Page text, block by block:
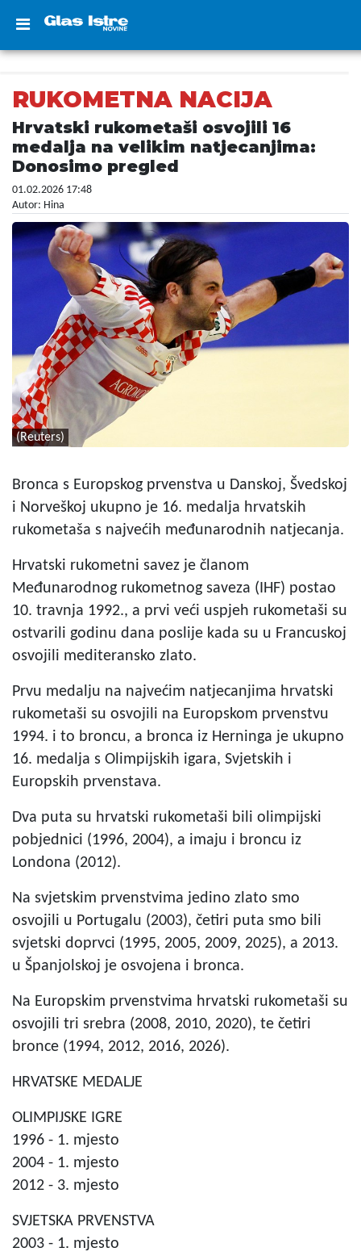
RUKOMETNA NACIJA
Hrvatski rukometaši osvojili 16
medalja na velikim natjecanjima:
Donosimo pregled
01.02.2026 17:48
Autor: Hina
(Reuters)
Bronca s Europskog prvenstva u Danskoj, Švedskoj
i Norveškoj ukupno je 16. medalja hrvatskih
rukometaša s najvećih međunarodnih natjecanja.
Hrvatski rukometni savez je članom
Međunarodnog rukometnog saveza (IHF) postao
10. travnja 1992., a prvi veći uspjeh rukometaši su
ostvarili godinu dana poslije kada su u Francuskoj
osvojili mediteransko zlato.
Prvu medalju na najvećim natjecanjima hrvatski
rukometaši su osvojili na Europskom prvenstvu
1994. i to broncu, a bronca iz Herninga je ukupno
16. medalja s Olimpijskih igara, Svjetskih i
Europskih prvenstava.
Dva puta su hrvatski rukometaši bili olimpijski
pobjednici (1996, 2004), a imaju i broncu iz
Londona (2012).
Na svjetskim prvenstvima jedino zlato smo
osvojili u Portugalu (2003), četiri puta smo bili
svjetski doprvci (1995, 2005, 2009, 2025), a 2013.
u Španjolskoj je osvojena i bronca.
Na Europskim prvenstvima hrvatski rukometaši su
osvojili tri srebra (2008, 2010, 2020), te četiri
bronce (1994, 2012, 2016, 2026).
HRVATSKE MEDALJE
OLIMPIJSKE IGRE
1996 - 1. mjesto
2004 - 1. mjesto
2012 - 3. mjesto
SVJETSKA PRVENSTVA
2003 - 1. mjesto